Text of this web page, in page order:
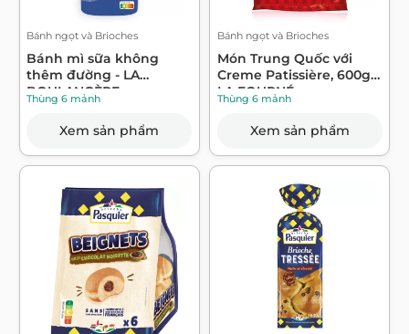
Bánh ngọt và Brioches
Bánh mì sữa không
thêm đường - LA
BOULANGÈRE
Thùng 6 mảnh
Xem sản phẩm
Bánh ngọt và Brioches
Món Trung Quốc với
Creme Patissière, 600g -
LA FOURNÉ...
Thùng 6 mảnh
Xem sản phẩm